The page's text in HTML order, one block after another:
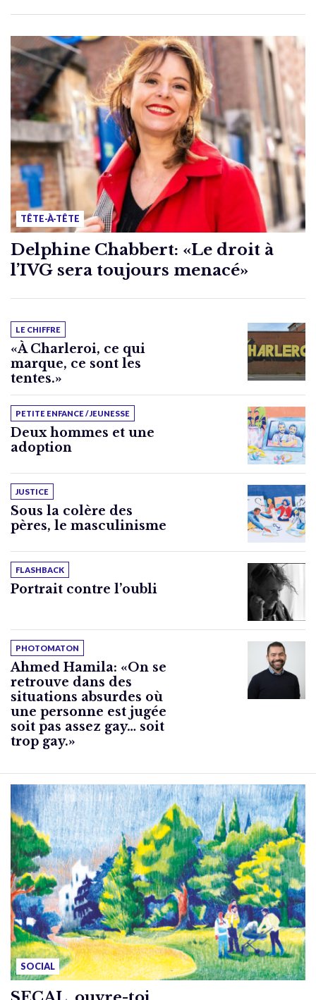
TÊTE-À-TÊTE
Delphine Chabbert: «Le droit à
l’IVG sera toujours menacé»
LE CHIFFRE
«À Charleroi, ce qui
marque, ce sont les
tentes.»
PETITE ENFANCE / JEUNESSE
Deux hommes et une
adoption
JUSTICE
Sous la colère des
pères, le masculinisme
FLASHBACK
Portrait contre l’oubli
PHOTOMATON
Ahmed Hamila: «On se
retrouve dans des
situations absurdes où
une personne est jugée
soit pas assez gay… soit
trop gay.»
SOCIAL